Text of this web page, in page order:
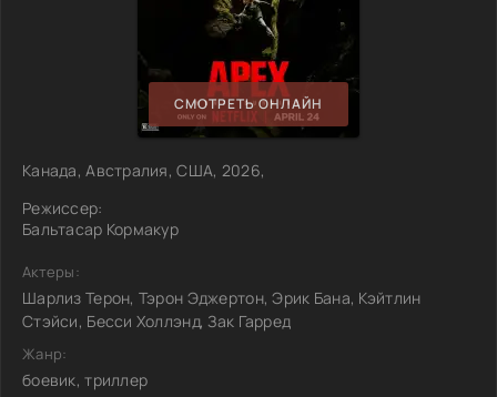
СМОТРЕТЬ ОНЛАЙН
Канада, Австралия, США, 2026,
Режиссер:
Бальтасар Кормакур
Актеры:
Шарлиз Терон, Тэрон Эджертон, Эрик Бана, Кэйтлин
Стэйси, Бесси Холлэнд, Зак Гарред
Жанр:
боевик, триллер